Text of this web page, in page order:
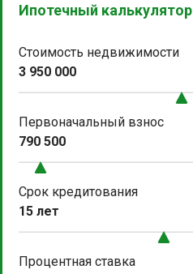
Ипотечный калькулятор
Стоимость недвижимости
3 950 000
Первоначальный взнос
790 500
Срок кредитования
15 лет
Процентная ставка